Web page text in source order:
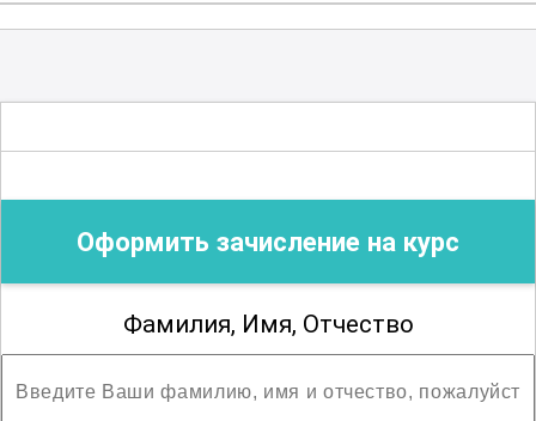
Оформить зачисление на курс
Фамилия, Имя, Отчество